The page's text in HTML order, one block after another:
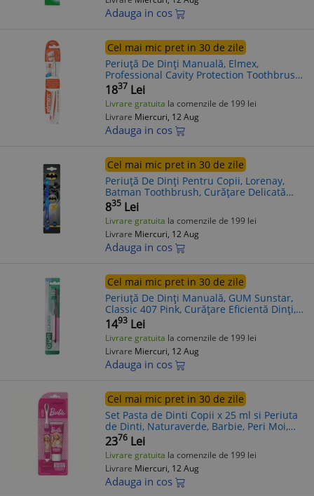
Adauga in cos
Cel mai mic pret in 30 de zile
Periuță De Dinți Manuală, Elmex,
Professional Cavity Protection Toothbrush,
Protecție Împotriva Cariilor, Curățare
Delicată Dinți, 1 buc
1837 Lei
Livrare gratuita la comenzile de 199 lei
Livrare Miercuri, 12 Aug
Adauga in cos
Cel mai mic pret in 30 de zile
Periuță De Dinți Pentru Copii, Lorenay,
Batman Toothbrush, Curățare Delicată
Dinți Copii, Protecție Gingii Sensibile, 1
buc
835 Lei
Livrare gratuita la comenzile de 199 lei
Livrare Miercuri, 12 Aug
Adauga in cos
Cel mai mic pret in 30 de zile
Periuță De Dinți Manuală, GUM Sunstar,
Classic 407 Pink, Curățare Eficientă Dinți,
Protecție Gingii, 1 buc
1493 Lei
Livrare gratuita la comenzile de 199 lei
Livrare Miercuri, 12 Aug
Adauga in cos
Cel mai mic pret in 30 de zile
Set Pasta de Dinti Copii x 25 ml si Periuta
de Dinti, Naturaverde, Barbie, Peri Moi,
Culoare Roz
2376 Lei
Livrare gratuita la comenzile de 199 lei
Livrare Miercuri, 12 Aug
Adauga in cos